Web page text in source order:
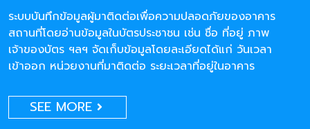
ระบบบันทึกข้อมูลผู้มาติดต่อเพื่อความปลอดภัยของอาคาร
สถานที่โดยอ่านข้อมูลในบัตรประชาชน เช่น ชื่อ ที่อยู่ ภาพ
เจ้าของบัตร ฯลฯ จัดเก็บข้อมูลโดยละเอียดได้แก่ วันเวลา
เข้าออก หน่วยงานที่มาติดต่อ ระยะเวลาที่อยู่ในอาคาร
SEE MORE